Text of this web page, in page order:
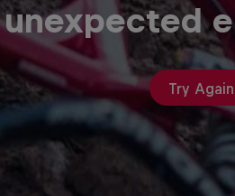
Try Again